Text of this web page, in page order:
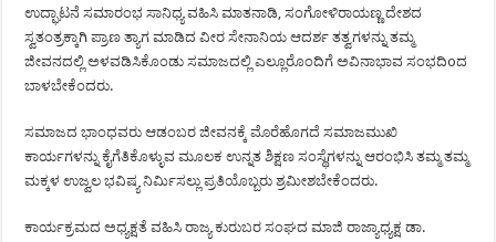
ಉದ್ಘಾಟನೆ ಸಮಾರಂಭ ಸಾನಿಧ್ಯ ವಹಿಸಿ ಮಾತನಾಡಿ, ಸಂಗೋಳಿರಾಯಣ್ಣ ದೇಶದ
ಸ್ವತಂತ್ರಕ್ಕಾಗಿ ಪ್ರಾಣ ತ್ಯಾಗ ಮಾಡಿದ ವೀರ ಸೇನಾನಿಯ ಆದರ್ಶ ತತ್ವಗಳನ್ನು ತಮ್ಮ
ಜೀವನದಲ್ಲಿ ಅಳವಡಿಸಿಕೊಂಡು ಸಮಾಜದಲ್ಲಿ ಎಲ್ಲೂರೊಂದಿಗೆ ಅವಿನಾಭಾವ ಸಂಭದಿoದ
ಬಾಳಬೇಕೆಂದರು.
ಸಮಾಜದ ಭಾಂಧವರು ಆಡಂಬರ ಜೀವನಕ್ಕೆ ಮೊರೆಹೊಗದೆ ಸಮಾಜಮುಖಿ
ಕಾರ್ಯಗಳನ್ನು ಕೈಗೆತಿಕೊಳ್ಳುವ ಮೂಲಕ ಉನ್ನತ ಶಿಕ್ಷಣ ಸಂಸ್ಥೆಗಳನ್ನು ಆರಂಭಿಸಿ ತಮ್ಮ ತಮ್ಮ
ಮಕ್ಕಳ ಉಜ್ವಲ ಭವಿಷ್ಯ ನಿರ್ಮಿಸಲ್ಲು ಪ್ರತಿಯೊಬ್ಬರು ಶ್ರಮೀಶಬೇಕೆಂದರು.
ಕಾರ್ಯಕ್ರಮದ ಅಧ್ಯಕ್ಷತೆ ವಹಿಸಿ ರಾಜ್ಯ ಕುರುಬರ ಸಂಘದ ಮಾಜಿ ರಾಜ್ಯಾಧ್ಯಕ್ಷ ಡಾ.